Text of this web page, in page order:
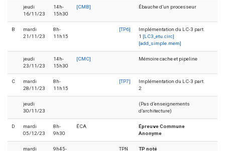
jeudi
16/11/23
14h-
15h30
[CMB] Ébauche d’un processeur
B
mardi
21/11/23
8h-
11h15
[TP6]
Implémentation du LC-3 part.
1 [LC3_etu.circ]
[add_simple.mem]
jeudi
23/11/23
14h-
15h30
[CMC] Mémoire cache et pipeline
C
mardi
28/11/23
8h-
11h15
[TP7]
Implémentation du LC-3 part.
2
jeudi
30/11/23
(Pas d’enseignements
d’architecture)
D
mardi
05/12/23
8h-
9h30
ÉCA
Épreuve Commune
Anonyme
mardi
9h45-
TPN TP noté